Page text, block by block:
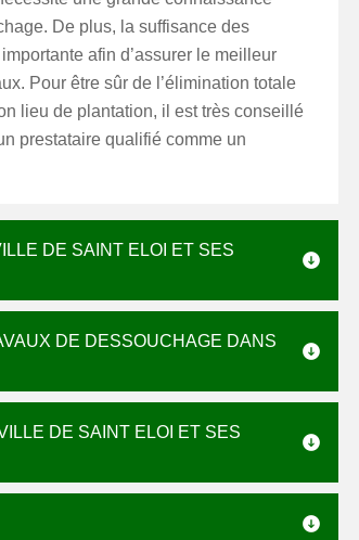
De plus, la suffisance des
afin d’assurer le meilleur
Pour être sûr de l’élimination totale
lieu de plantation, il est très conseillé
prestataire qualifié comme un
DE SAINT ELOI ET SES
DE DESSOUCHAGE DANS
DE SAINT ELOI ET SES